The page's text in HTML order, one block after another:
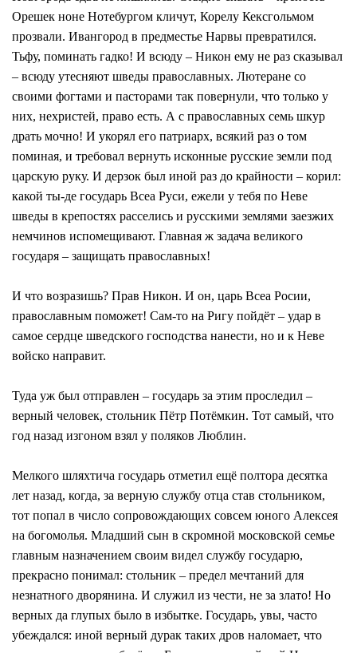
Орешек ноне Нотебургом кличут, Корелу Кексгольмом
прозвали. Ивангород в предместье Нарвы превратился.
Тьфу, поминать гадко! И всюду – Никон ему не раз сказывал
– всюду утесняют шведы православных. Лютеране со
своими фогтами и пасторами так повернули, что только у
них, нехристей, право есть. А с православных семь шкур
драть мочно! И укорял его патриарх, всякий раз о том
поминая, и требовал вернуть исконные русские земли под
царскую руку. И дерзок был иной раз до крайности – корил:
какой ты-де государь Всеа Руси, ежели у тебя по Неве
шведы в крепостях расселись и русскими землями заезжих
немчинов испомещивают. Главная ж задача великого
государя – защищать православных!
И что возразишь? Прав Никон. И он, царь Всеа Росии,
православным поможет! Сам-то на Ригу пойдёт – удар в
самое сердце шведского господства нанести, но и к Неве
войско направит.
Туда уж был отправлен – государь за этим проследил –
верный человек, стольник Пётр Потёмкин. Тот самый, что
год назад изгоном взял у поляков Люблин.
Мелкого шляхтича государь отметил ещё полтора десятка
лет назад, когда, за верную службу отца став стольником,
тот попал в число сопровождающих совсем юного Алексея
на богомолья. Младший сын в скромной московской семье
главным назначением своим видел службу государю,
прекрасно понимал: стольник – предел мечтаний для
незнатного дворянина. И служил из чести, не за злато! Но
верных да глупых было в избытке. Государь, увы, часто
убеждался: иной верный дурак таких дров наломает, что